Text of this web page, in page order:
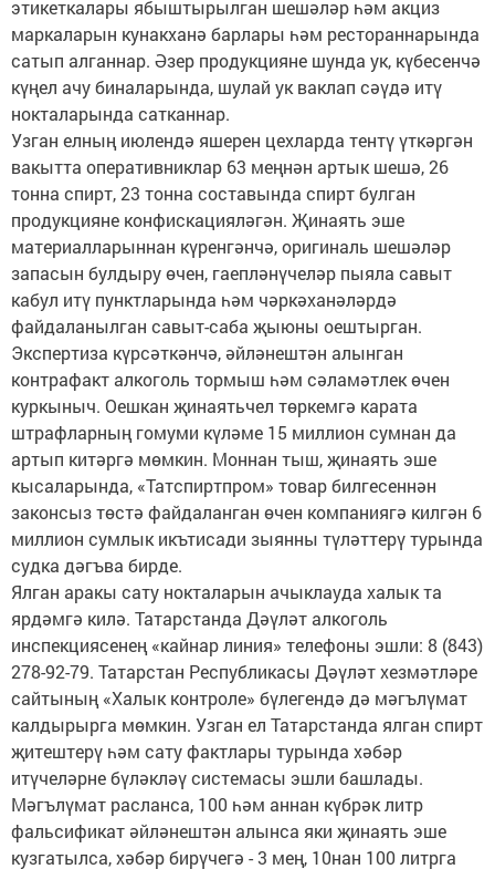
этикеткалары ябыштырылган шешәләр һәм акциз
маркаларын кунакханә барлары һәм рестораннарында
сатып алганнар. Әзер продукцияне шунда ук, күбесенчә
күңел ачу биналарында, шулай ук ваклап сәүдә итү
нокталарында сатканнар.
Узган елның июлендә яшерен цехларда тентү үткәргән
вакытта оперативниклар 63 меңнән артык шешә, 26
тонна спирт, 23 тонна составында спирт булган
продукцияне конфискацияләгән. Җинаять эше
материалларыннан күренгәнчә, оригиналь шешәләр
запасын булдыру өчен, гаепләнүчеләр пыяла савыт
кабул итү пунктларында һәм чәркәханәләрдә
файдаланылган савыт-саба җыюны оештырган.
Экспертиза күрсәткәнчә, әйләнештән алынган
контрафакт алкоголь тормыш һәм сәламәтлек өчен
куркыныч. Оешкан җинаятьчел төркемгә карата
штрафларның гомуми күләме 15 миллион сумнан да
артып китәргә мөмкин. Моннан тыш, җинаять эше
кысаларында, «Татспиртпром» товар билгесеннән
законсыз төстә файдаланган өчен компаниягә килгән 6
миллион сумлык икътисади зыянны түләттерү турында
судка дәгъва бирде.
Ялган аракы сату нокталарын ачыклауда халык та
ярдәмгә килә. Татарстанда Дәүләт алкоголь
инспекциясенең «кайнар линия» телефоны эшли: 8 (843)
278-92-79. Татарстан Республикасы Дәүләт хезмәтләре
сайтының «Халык контроле» бүлегендә дә мәгълүмат
калдырырга мөмкин. Узган ел Татарстанда ялган спирт
җитештерү һәм сату фактлары турында хәбәр
итүчеләрне бүләкләү системасы эшли башлады.
Мәгълүмат расланса, 100 һәм аннан күбрәк литр
фальсификат әйләнештән алынса яки җинаять эше
кузгатылса, хәбәр бирүчегә - 3 мең, 10нан 100 литрга